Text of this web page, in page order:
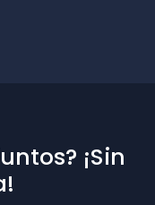
¡Sin